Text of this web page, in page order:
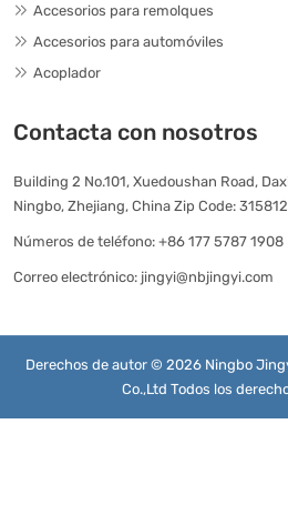
Accesorios para remolques
Accesorios para automóviles
Acoplador
Contacta con nosotros
Building 2 No.101, Xuedoushan Road,
Ningbo, Zhejiang, China Zip Code: 315812
Números de teléfono: +86 177 5787 1908
Correo electrónico: jingyi@nbjingyi.com
Derechos de autor © 2026 Ningbo
Co.,Ltd Todos los